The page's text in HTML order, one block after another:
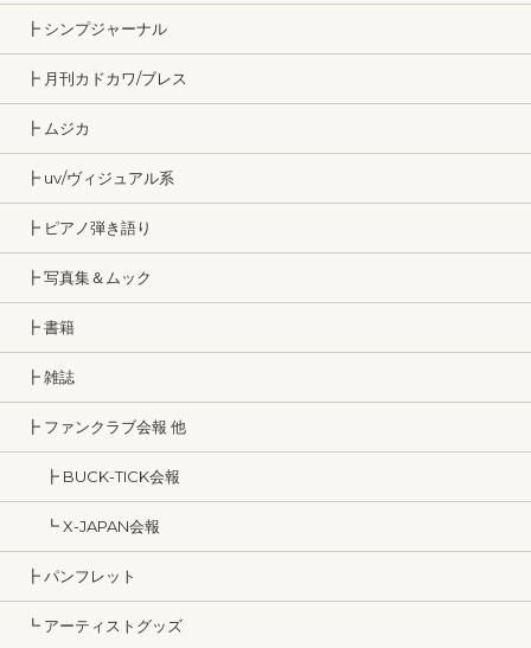
┣ シンプジャーナル
┣ 月刊カドカワ/ブレス
┣ ムジカ
┣ uv/ヴィジュアル系
┣ ピアノ弾き語り
┣ 写真集＆ムック
┣ 書籍
┣ 雑誌
┣ ファンクラブ会報 他
┣ BUCK-TICK会報
┗ X-JAPAN会報
┣ パンフレット
┗ アーティストグッズ